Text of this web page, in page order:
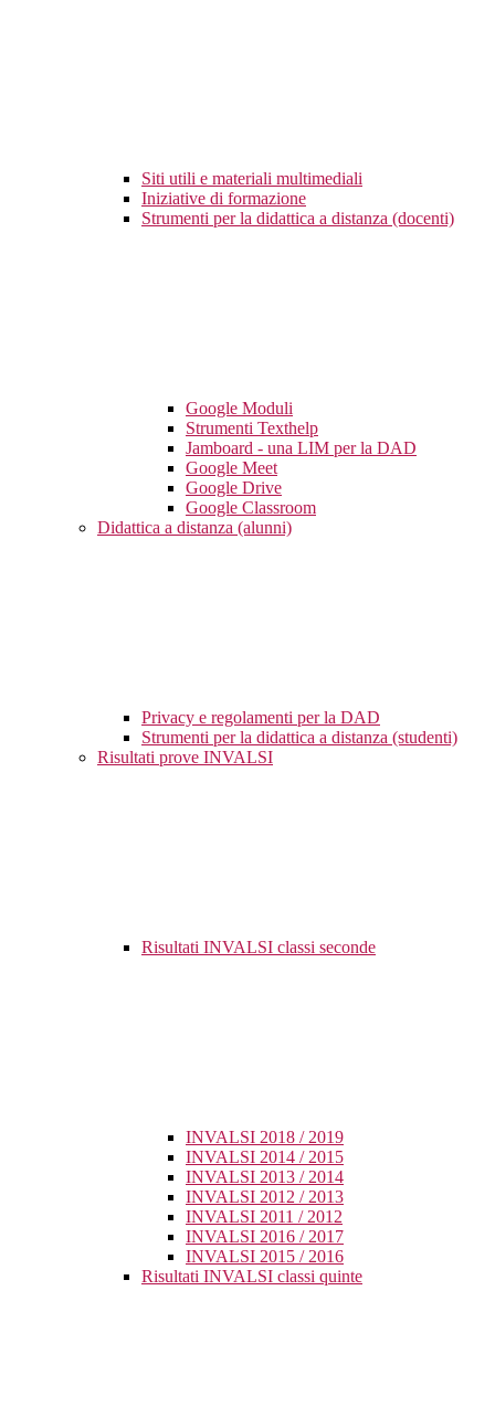
Siti utili e materiali multimediali
Iniziative di formazione
Strumenti per la didattica a distanza (docenti)
Google Moduli
Strumenti Texthelp
Jamboard - una LIM per la DAD
Google Meet
Google Drive
Google Classroom
Didattica a distanza (alunni)
Privacy e regolamenti per la DAD
Strumenti per la didattica a distanza (studenti)
Risultati prove INVALSI
Risultati INVALSI classi seconde
INVALSI 2018 / 2019
INVALSI 2014 / 2015
INVALSI 2013 / 2014
INVALSI 2012 / 2013
INVALSI 2011 / 2012
INVALSI 2016 / 2017
INVALSI 2015 / 2016
Risultati INVALSI classi quinte